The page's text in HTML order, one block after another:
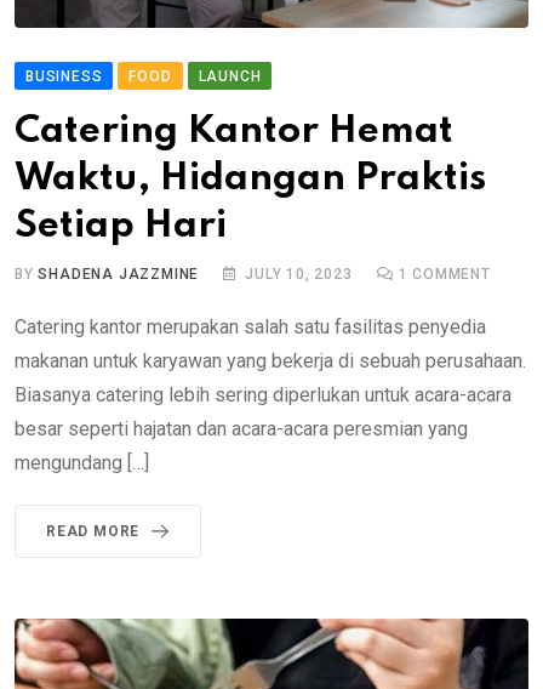
BUSINESS FOOD LAUNCH
Catering Kantor Hemat
Waktu, Hidangan Praktis
Setiap Hari
BYSHADENA JAZZMINE JULY 10, 2023 1 COMMENT
Catering kantor merupakan salah satu fasilitas penyedia
makanan untuk karyawan yang bekerja di sebuah perusahaan.
Biasanya catering lebih sering diperlukan untuk acara-acara
besar seperti hajatan dan acara-acara peresmian yang
mengundang […]
READ MORE